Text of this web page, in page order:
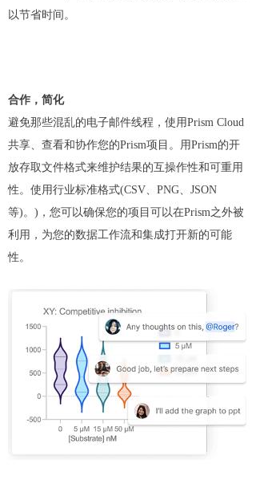
以节省时间。
合作，简化
避免那些混乱的电子邮件线程，使用Prism Cloud
共享、查看和协作您的Prism项目。用Prism的开
放存取文件格式来维护结果的互操作性和可重用
性。使用行业标准格式(CSV、PNG、JSON
等)。)，您可以确保您的项目可以在Prism之外被
利用，为您的数据工作流和集成打开新的可能
性。